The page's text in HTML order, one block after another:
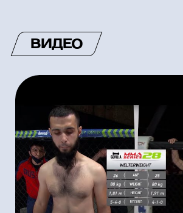
ВИДЕО